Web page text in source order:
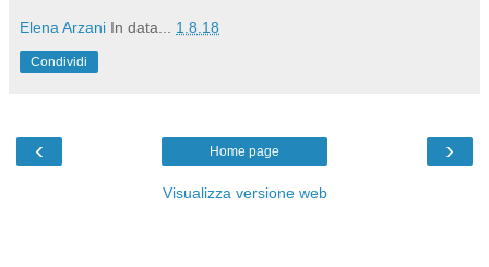
Elena Arzani In data... 1.8.18
Condividi
‹ ›
Home page
Visualizza versione web